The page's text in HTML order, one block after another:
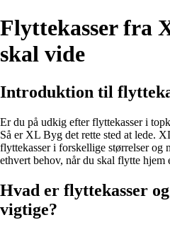
Flyttekasser fra
skal vide
Introduktion til
Er du på udkig efter flyttekasser i
Så er XL Byg det rette sted at lede.
flyttekasser i forskellige størrelser og
ethvert behov, når du skal flytte hjem
Hvad er flyttekasser
vigtige?